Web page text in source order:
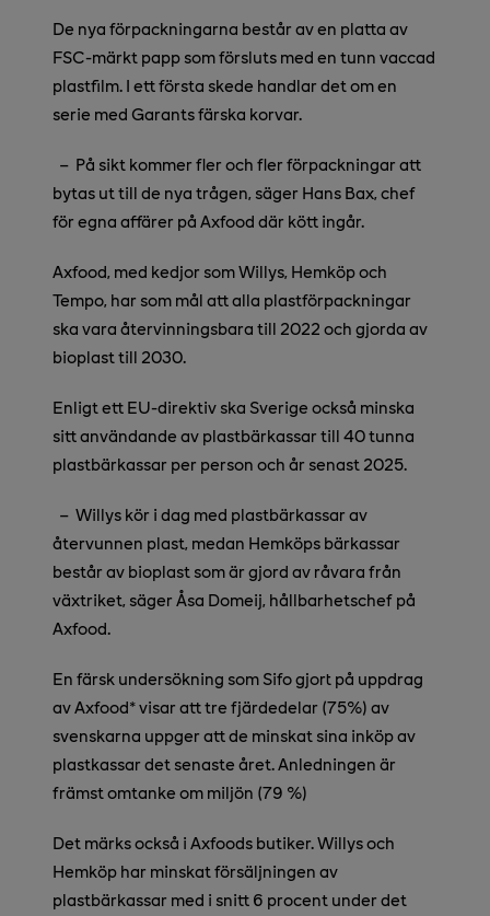
De nya förpackningarna består av en platta av
FSC-märkt papp som försluts med en tunn vaccad
plastfilm. I ett första skede handlar det om en
serie med Garants färska korvar.
– På sikt kommer fler och fler förpackningar att
bytas ut till de nya trågen, säger Hans Bax, chef
för egna affärer på Axfood där kött ingår.
Axfood, med kedjor som Willys, Hemköp och
Tempo, har som mål att alla plastförpackningar
ska vara återvinningsbara till 2022 och gjorda av
bioplast till 2030.
Enligt ett EU-direktiv ska Sverige också minska
sitt användande av plastbärkassar till 40 tunna
plastbärkassar per person och år senast 2025.
– Willys kör i dag med plastbärkassar av
återvunnen plast, medan Hemköps bärkassar
består av bioplast som är gjord av råvara från
växtriket, säger Åsa Domeij, hållbarhetschef på
Axfood.
En färsk undersökning som Sifo gjort på uppdrag
av Axfood* visar att tre fjärdedelar (75%) av
svenskarna uppger att de minskat sina inköp av
plastkassar det senaste året. Anledningen är
främst omtanke om miljön (79 %)
Det märks också i Axfoods butiker. Willys och
Hemköp har minskat försäljningen av
plastbärkassar med i snitt 6 procent under det